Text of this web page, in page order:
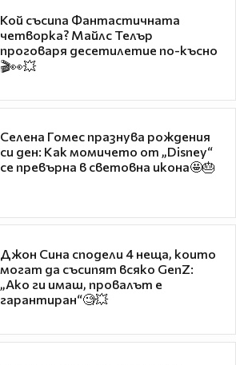
Кой съсипа Фантастичната
четворка? Майлс Телър
проговаря десетилетие по-късно
🎬👀💥
Селена Гомес празнува рождения
си ден: Как момичето от „Disney“
се превърна в световна икона🤩🎂
Джон Сина сподели 4 неща, които
могат да съсипят всяко GenZ:
„Ако ги имаш, провалът е
гарантиран“🧐💥